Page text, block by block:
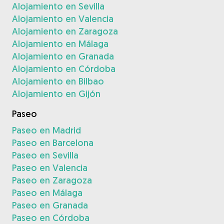
Alojamiento en Sevilla
Alojamiento en Valencia
Alojamiento en Zaragoza
Alojamiento en Málaga
Alojamiento en Granada
Alojamiento en Córdoba
Alojamiento en Bilbao
Alojamiento en Gijón
Paseo
Paseo en Madrid
Paseo en Barcelona
Paseo en Sevilla
Paseo en Valencia
Paseo en Zaragoza
Paseo en Málaga
Paseo en Granada
Paseo en Córdoba